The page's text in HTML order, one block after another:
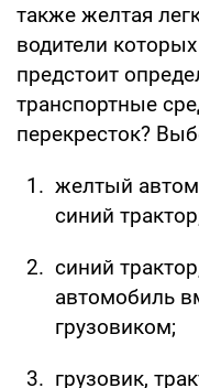
также желтая
водители
предстоит
транспортные
перекресток?
желтый
синий
синий
автомобиль
грузовиком;
грузовик,